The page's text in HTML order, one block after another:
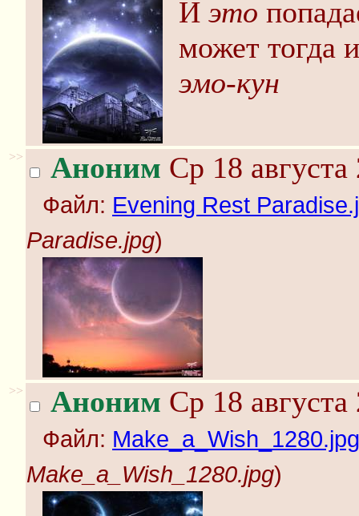
И это
может тогда
эмо-кун
>> Аноним Ср 18
Файл: Evening Rest
Paradise.jpg)
>> Аноним Ср 18
Файл: Make_a_Wish_1280.jpg
Make_a_Wish_1280.jpg)